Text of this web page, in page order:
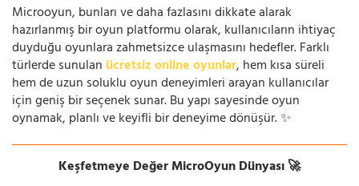
Microoyun, bunları ve daha fazlasını dikkate alarak
hazırlanmış bir oyun platformu olarak, kullanıcıların ihtiyaç
duyduğu oyunlara zahmetsizce ulaşmasını hedefler. Farklı
türlerde sunulan ücretsiz online oyunlar, hem kısa süreli
hem de uzun soluklu oyun deneyimleri arayan kullanıcılar
için geniş bir seçenek sunar. Bu yapı sayesinde oyun
oynamak, planlı ve keyifli bir deneyime dönüşür. ✨
Keşfetmeye Değer MicroOyun Dünyası 🚀